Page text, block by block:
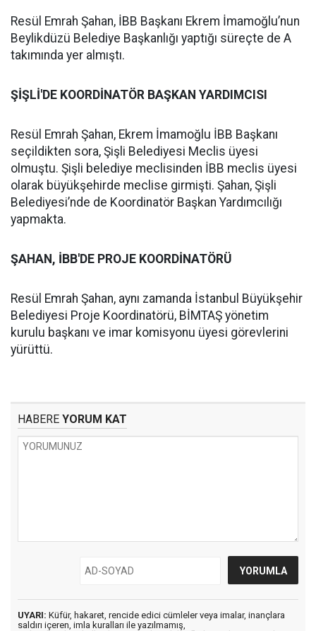
Resül Emrah Şahan, İBB Başkanı Ekrem İmamoğlu’nun
Beylikdüzü Belediye Başkanlığı yaptığı süreçte de A
takımında yer almıştı.
ŞİŞLİ'DE KOORDİNATÖR BAŞKAN YARDIMCISI
Resül Emrah Şahan, Ekrem İmamoğlu İBB Başkanı
seçildikten sora, Şişli Belediyesi Meclis üyesi
olmuştu. Şişli belediye meclisinden İBB meclis üyesi
olarak büyükşehirde meclise girmişti. Şahan, Şişli
Belediyesi’nde de Koordinatör Başkan Yardımcılığı
yapmakta.
ŞAHAN, İBB'DE PROJE KOORDİNATÖRÜ
Resül Emrah Şahan, aynı zamanda İstanbul Büyükşehir
Belediyesi Proje Koordinatörü, BİMTAŞ yönetim
kurulu başkanı ve imar komisyonu üyesi görevlerini
yürüttü.
HABERE YORUM KAT
UYARI: Küfür, hakaret, rencide edici cümleler veya imalar, inançlara
saldırı içeren, imla kuralları ile yazılmamış,